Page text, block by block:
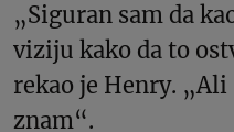
„Siguran sam da
viziju kako da to
rekao je Henry.
znam“.